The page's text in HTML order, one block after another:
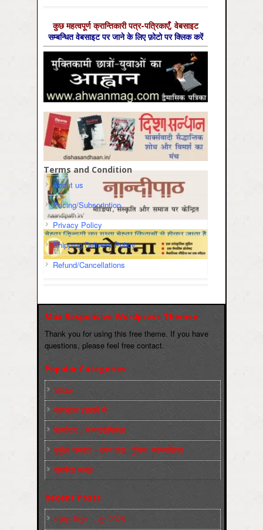
कुछ महत्‍वपूर्ण क्रान्तिकारी पत्र-पत्रिकाएँ, वेबसाइट
सम्‍बन्धित वेबसाइट पर जाने के लिए फ़ोटो पर क्लिक करें
Terms and Condition
About us
Pricing/Subscription
Privacy Policy
Shipping/Delivery Policy
Refund/Cancellations
Max Responsive Wordpress Themse
Thank you for using this free theme. If you have
questions, please feel free contact.
Popular Categories
Slider
कारख़ाना इलाक़ों से
फ़ासीवाद / साम्‍प्रदायिकता
बुर्जुआ जनवाद – दमन तंत्र, पुलिस, न्‍यायपालिका
संघर्षरत जनता
Recent Posts
मज़दूर बिगुल – जून 2026